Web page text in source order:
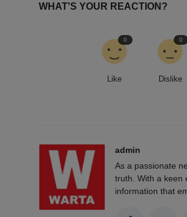
WHAT'S YOUR REACTION?
Like
0
Dislike
0
admin
As a passionate
truth. With a keen
information that